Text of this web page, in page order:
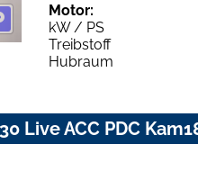
Motor:
kW / PS
Treibstoff
Hubraum
Live ACC PDC